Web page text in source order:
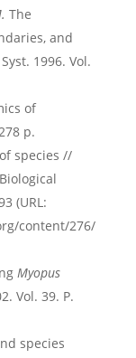
The
and
1996. Vol.
of
p.
species //
(URL:
content/276/
Myopus
Vol. 39. P.
species